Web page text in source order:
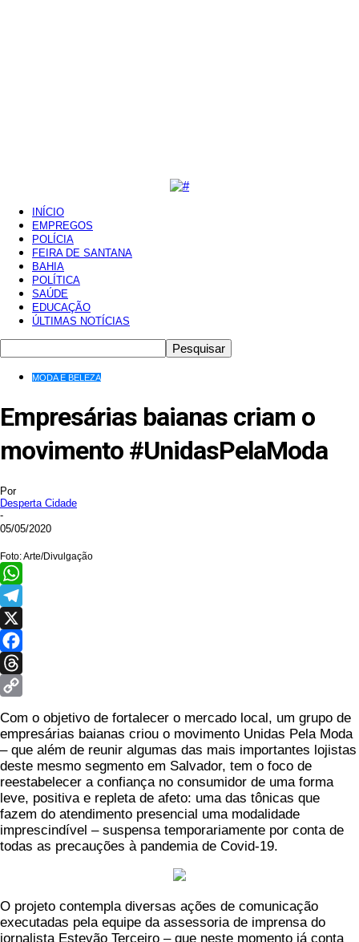
INÍCIO
EMPREGOS
POLÍCIA
FEIRA DE SANTANA
BAHIA
POLÍTICA
SAÚDE
EDUCAÇÃO
ÚLTIMAS NOTÍCIAS
MODA E BELEZA
Empresárias baianas criam o
movimento #UnidasPelaModa
Por
Desperta Cidade
-
05/05/2020
Foto: Arte/Divulgação
WhatsApp
Telegram
X
Facebook
Threads
Link
Com o objetivo de fortalecer o mercado local, um grupo de
empresárias baianas criou o movimento Unidas Pela Moda
– que além de reunir algumas das mais importantes lojistas
deste mesmo segmento em Salvador, tem o foco de
reestabelecer a confiança no consumidor de uma forma
leve, positiva e repleta de afeto: uma das tônicas que
fazem do atendimento presencial uma modalidade
imprescindível – suspensa temporariamente por conta de
todas as precauções à pandemia de Covid-19.
O projeto contempla diversas ações de comunicação
executadas pela equipe da assessoria de imprensa do
jornalista Estevão Terceiro – que neste momento já conta